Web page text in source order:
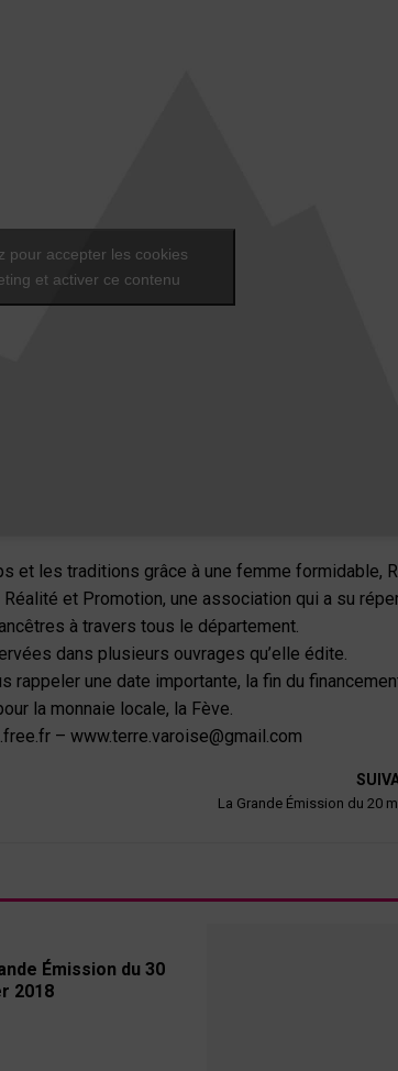
pour accepter les cookies
et activer ce contenu
et les traditions grâce à une femme formidable,
et Promotion, une association qui a su
à travers tous le département.
dans plusieurs ouvrages qu’elle édite.
rappeler une date importante, la fin du
la monnaie locale, la Fève.
– www.terre.varoise@gmail.com
La Grande Émission du 20
Émission du 30
2018